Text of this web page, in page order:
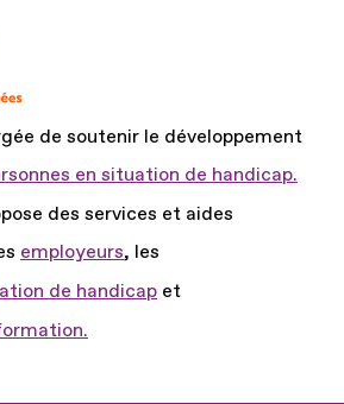
de soutenir le développement
en situation de handicap.
des services et aides
employeurs, les
de handicap et